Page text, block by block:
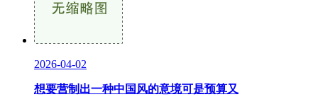
2026-04-02
想要营制出一种中国风的意境可是预算又